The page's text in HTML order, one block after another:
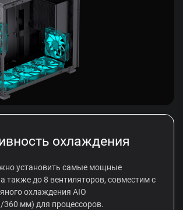
охлаждения
установить самые мощные
также до 8 вентиляторов, совместим с
охлаждения AIO
мм) для процессоров.